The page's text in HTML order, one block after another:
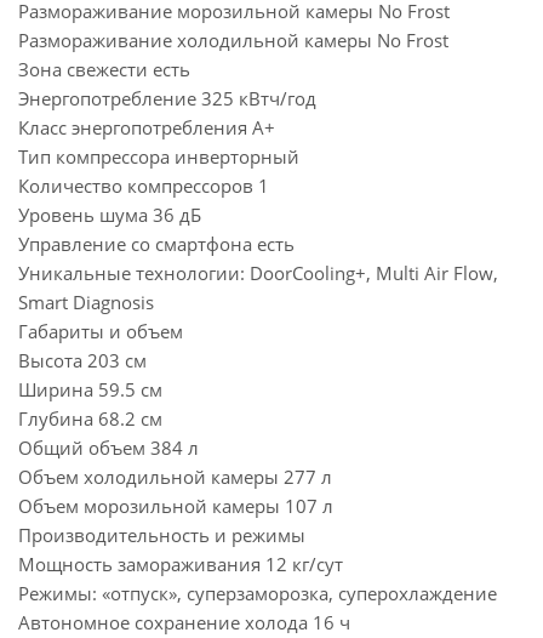
Размораживание морозильной камеры No Frost
Размораживание холодильной камеры No Frost
Зона свежести есть
Энергопотребление 325 кВтч/год
Класс энергопотребления A+
Тип компрессора инверторный
Количество компрессоров 1
Уровень шума 36 дБ
Управление со смартфона есть
Уникальные технологии: DoorCooling+, Multi Air Flow,
Smart Diagnosis
Габариты и объем
Высота 203 см
Ширина 59.5 см
Глубина 68.2 см
Общий объем 384 л
Объем холодильной камеры 277 л
Объем морозильной камеры 107 л
Производительность и режимы
Мощность замораживания 12 кг/сут
Режимы: «отпуск», суперзаморозка, суперохлаждение
Автономное сохранение холода 16 ч